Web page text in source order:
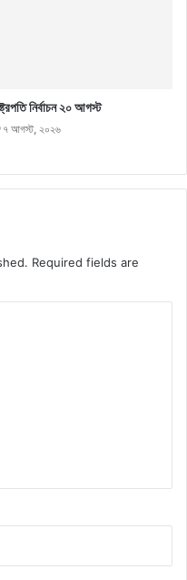
নির্বাচন ২০ আগস্ট
৭ আগস্ট, ২০২৬
Required fields are